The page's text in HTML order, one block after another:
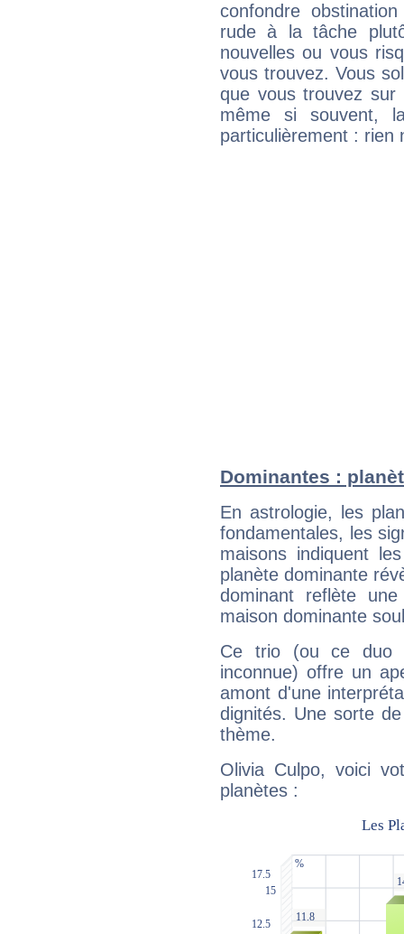
confondre
rude à la tâche
nouvelles ou vous
vous trouvez. Vous
que vous trouvez
même si souvent,
particulièrement : rien
Dominantes :
En astrologie, les
fondamentales, les
maisons indiquent
planète dominante
dominant reflète
maison dominante
Ce trio (ou ce duo
inconnue) offre un
amont d'une
dignités. Une sorte
thème.
Olivia Culpo, voici
planètes :